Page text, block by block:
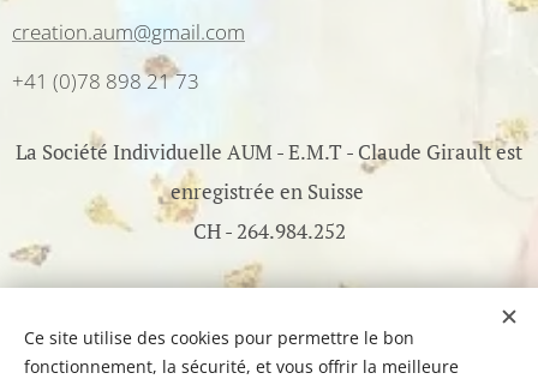
creation.aum@gmail.com
+41 (0)78 898 21 73
La Société Individuelle AUM - E.M.T - Claude Girault est
enregistrée en Suisse
CH - 264.984.252
©2017-2026 AUM - All Rights Reserved - Optimisé par
Cookies
Ce site utilise des cookies pour permettre le bon
fonctionnement, la sécurité, et vous offrir la meilleure